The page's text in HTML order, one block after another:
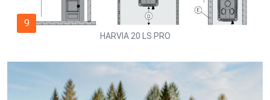
9
HARVIA 20 LS PRO